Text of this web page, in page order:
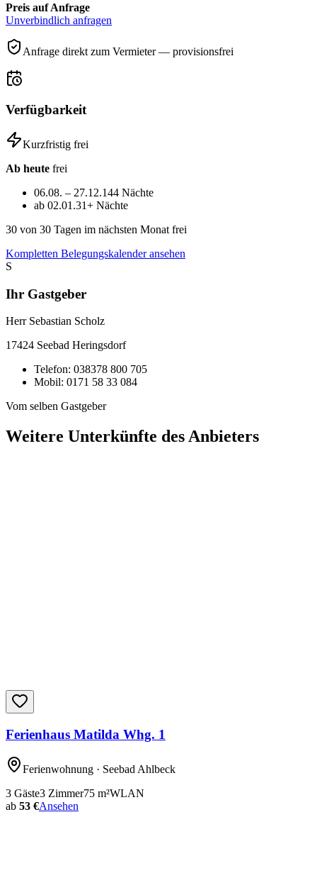
Preis auf Anfrage
Unverbindlich anfragen
Anfrage direkt zum Vermieter — provisionsfrei
Verfügbarkeit
Kurzfristig frei
Ab heute frei
06.08. – 27.12.144 Nächte
ab 02.01.31+ Nächte
30 von 30 Tagen im nächsten Monat frei
Kompletten Belegungskalender ansehen
S
Ihr Gastgeber
Herr Sebastian Scholz
17424 Seebad Heringsdorf
Telefon: 038378 800 705
Mobil: 0171 58 33 084
Vom selben Gastgeber
Weitere Unterkünfte des Anbieters
Ferienhaus Matilda Whg. 1
Ferienwohnung · Seebad Ahlbeck
3 Gäste3 Zimmer75 m²WLAN
ab 53 €Ansehen